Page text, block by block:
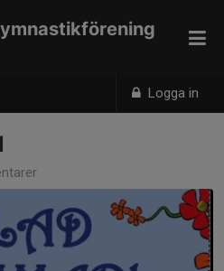
Logga in